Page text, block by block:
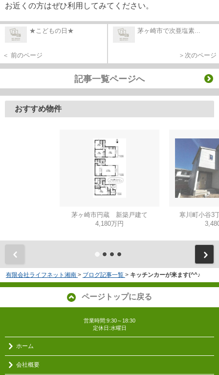
お近くの方はぜひ利用してみてください。
★こどもの日★
＜ 前のページ
茅ヶ崎市で次亜塩素...
＞次のページ
記事一覧ページへ
おすすめ物件
茅ヶ崎市円蔵 新築戸建て
4,180万円
寒川町小谷3
有限会社ライフネット湘南 > ブログ記事一覧 > キッチンカーが来ます(^^♪
ページトップに戻る
営業時間:9:30～18:30
定休日:水曜日
ホーム
会社概要